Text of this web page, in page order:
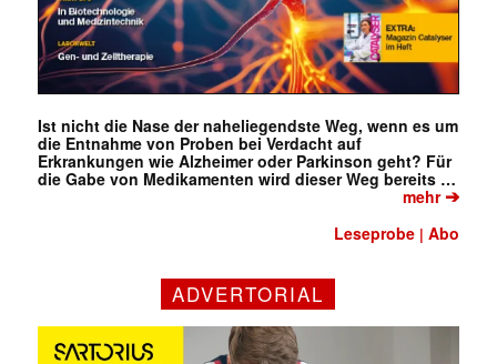
Ist nicht die Nase der naheliegendste Weg, wenn es um
die Entnahme von Proben bei Verdacht auf
Erkrankungen wie Alzheimer oder Parkinson geht? Für
die Gabe von Medikamenten wird dieser Weg bereits …
mehr➔
Leseprobe |Abo
ADVERTORIAL